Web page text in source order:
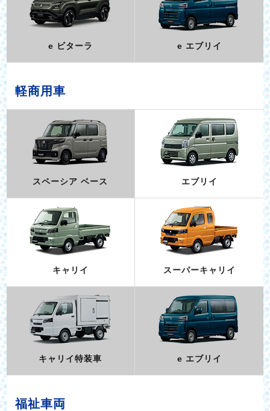
e ビターラ e エブリイ
軽商用車
スペーシア ベース エブリイ
キャリイ スーパーキャリイ
キャリイ特装車 e エブリイ
福祉車両